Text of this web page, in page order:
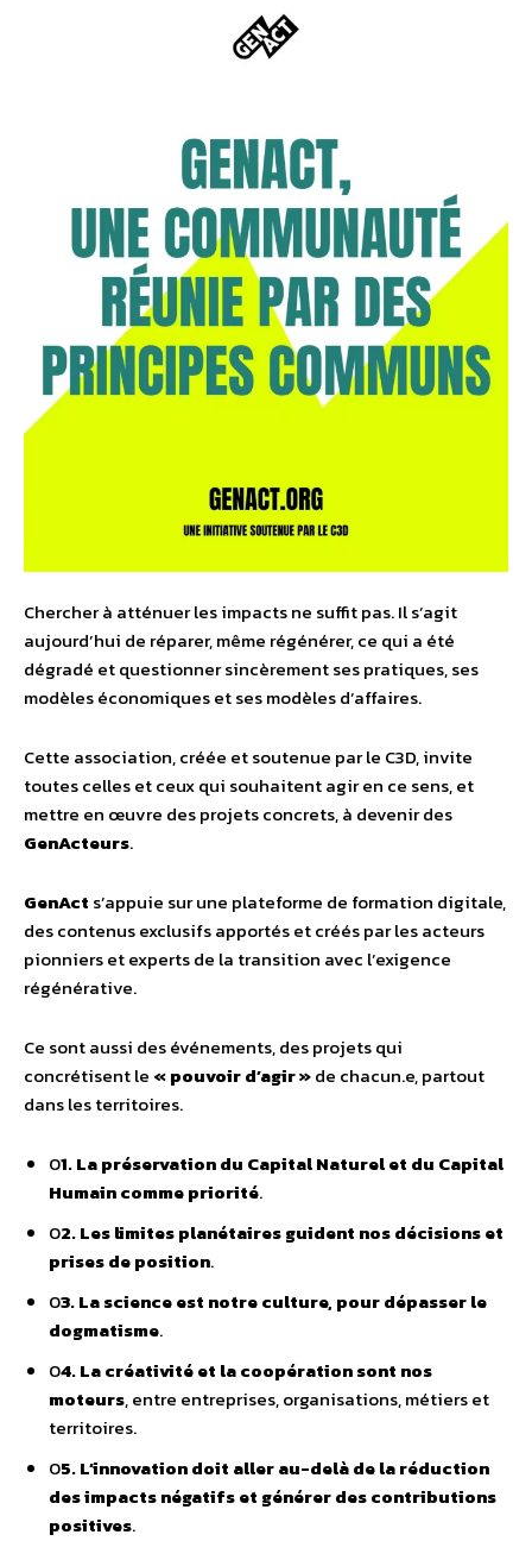
Chercher à atténuer les impacts ne suffit pas. Il s’agit
aujourd’hui de réparer, même régénérer, ce qui a été
dégradé et questionner sincèrement ses pratiques, ses
modèles économiques et ses modèles d’affaires.
Cette association, créée et soutenue par le C3D, invite
toutes celles et ceux qui souhaitent agir en ce sens, et
mettre en œuvre des projets concrets, à devenir des
GenActeurs.
GenAct s’appuie sur une plateforme de formation digitale,
des contenus exclusifs apportés et créés par les acteurs
pionniers et experts de la transition avec l’exigence
régénérative.
Ce sont aussi des événements, des projets qui
concrétisent le « pouvoir d’agir »de chacun.e, partout
dans les territoires.
01. La préservation du Capital Naturel et du Capital
Humain comme priorité.
02. Les limites planétaires guident nos décisions et
prises de position.
03. La science est notre culture, pour dépasser le
dogmatisme.
04. La créativité et la coopération sont nos
moteurs, entre entreprises, organisations, métiers et
territoires.
05. L’innovation doit aller au-delà de la réduction
des impacts négatifs et générer des contributions
positives.